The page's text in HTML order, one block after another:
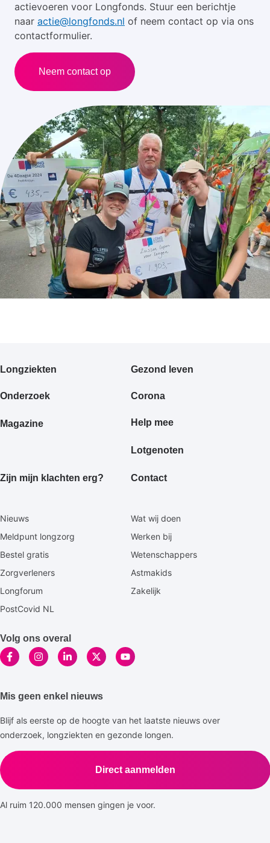
actievoeren voor Longfonds. Stuur een berichtje
naar actie@longfonds.nl of neem contact op via ons
contactformulier.
Neem contact op
Primair
Longziekten Gezond leven
Onderzoek Corona
Magazine Help mee
Lotgenoten
Zijn mijn klachten erg? Contact
Secundaire
Nieuws
Wat wij doen
Meldpunt longzorg
Werken bij
Bestel gratis
Wetenschappers
Zorgverleners
Astmakids
Longforum
Zakelijk
PostCovid NL
Volg ons overal
Mis geen enkel nieuws
Blijf als eerste op de hoogte van het laatste nieuws over
onderzoek, longziekten en gezonde longen.
Direct aanmelden
Al ruim 120.000 mensen gingen je voor.